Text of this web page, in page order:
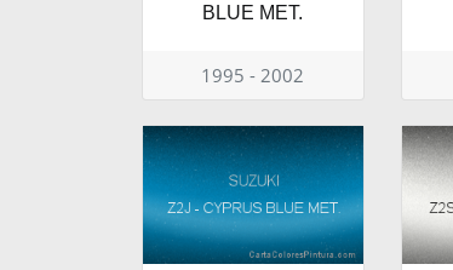
BLUE MET.
1995 - 2002